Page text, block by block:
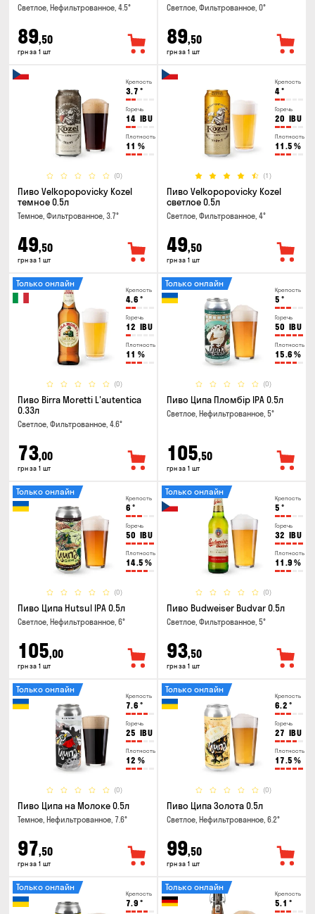
Светлое, Нефильтрованное, 4.5°
89,50
грн за 1 шт
Светлое, Фильтрованное, 0°
89,50
грн за 1 шт
Крепость
3.7 °
Горечь
14 IBU
Плотность
11 %
(0)
Пиво Velkopopovicky Kozel
темное 0.5л
Темное, Фильтрованное, 3.7°
49,50
грн за 1 шт
Крепость
4°
Горечь
20 IBU
Плотность
11.5 %
(1)
Пиво Velkopopovicky Kozel
светлое 0.5л
Светлое, Фильтрованное, 4°
49,50
грн за 1 шт
Крепость
4.6 °
Горечь
12 IBU
Плотность
11 %
(0)
Только онлайн
Пиво Birra Moretti L'autentica
0.33л
Светлое, Фильтрованное, 4.6°
73,00
грн за 1 шт
Крепость
5 °
Горечь
50 IBU
Плотность
15.6 %
(0)
Только онлайн
Пиво Ципа Пломбір IPA 0.5л
Светлое, Нефильтрованное, 5°
105,50
грн за 1 шт
Крепость
6 °
Горечь
50 IBU
Плотность
14.5 %
(0)
Только онлайн
Пиво Ципа Hutsul IPA 0.5л
Светлое, Нефильтрованное, 6°
105,00
грн за 1 шт
Крепость
5 °
Горечь
32 IBU
Плотность
11.9 %
(0)
Только онлайн
Пиво Budweiser Budvar 0.5л
Светлое, Фильтрованное, 5°
93,50
грн за 1 шт
Крепость
7.6 °
Горечь
25 IBU
Плотность
12 %
(0)
Только онлайн
Пиво Ципа на Молоке 0.5л
Темное, Нефильтрованное, 7.6°
97,50
грн за 1 шт
Крепость
6.2 °
Горечь
27 IBU
Плотность
17.5 %
(0)
Только онлайн
Пиво Ципа Золота 0.5л
Светлое, Нефильтрованное, 6.2°
99,50
грн за 1 шт
Крепость
7.9 °
Только онлайн
Крепость
5.1 °
Только онлайн